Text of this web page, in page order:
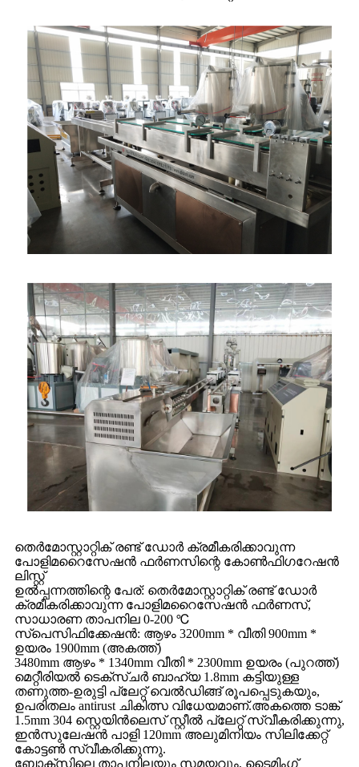
തെർമോസ്റ്റാറ്റിക് രണ്ട് ഡോർ ക്രമീകരിക്കാവുന്ന
പോളിമറൈസേഷൻ ഫർണസിന്റെ കോൺഫിഗറേഷൻ
ലിസ്റ്റ്
ഉൽപ്പന്നത്തിന്റെ പേര്: തെർമോസ്റ്റാറ്റിക് രണ്ട് ഡോർ
ക്രമീകരിക്കാവുന്ന പോളിമറൈസേഷൻ ഫർണസ്,
സാധാരണ താപനില 0-200 ℃
സ്പെസിഫിക്കേഷൻ: ആഴം 3200mm * വീതി 900mm *
ഉയരം 1900mm (അകത്ത്)
3480mm ആഴം * 1340mm വീതി * 2300mm ഉയരം (പുറത്ത്)
മെറ്റീരിയൽ ടെക്സ്ചർ ബാഹ്യ 1.8mm കട്ടിയുള്ള
തണുത്ത-ഉരുട്ടി പ്ലേറ്റ് വെൽഡിങ്ങ് രൂപപ്പെടുകയും,
ഉപരിതലം antirust ചികിത്സ വിധേയമാണ്.അകത്തെ ടാങ്ക്
1.5mm 304 സ്റ്റെയിൻലെസ് സ്റ്റീൽ പ്ലേറ്റ് സ്വീകരിക്കുന്നു,
ഇൻസുലേഷൻ പാളി 120mm അലുമിനിയം സിലിക്കേറ്റ്
കോട്ടൺ സ്വീകരിക്കുന്നു.
ബോക്സിലെ താപനിലയും സമയവും, ടൈമിംഗ്